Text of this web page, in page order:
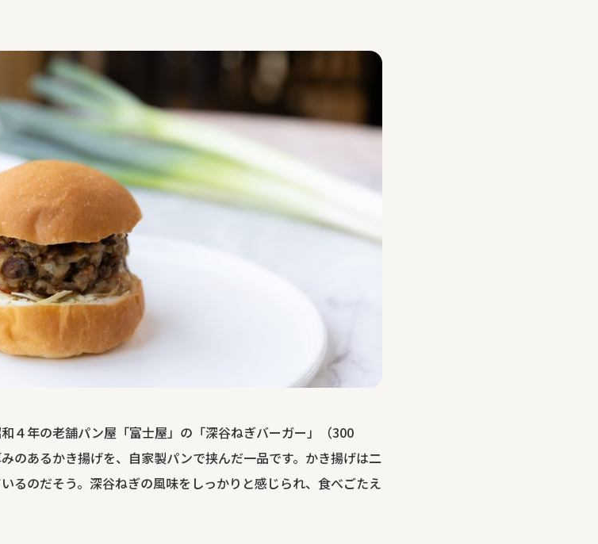
４年の老舗パン屋「富士屋」の「深谷ねぎバーガー」（300
のあるかき揚げを、自家製パンで挟んだ一品です。かき揚げは二
るのだそう。深谷ねぎの風味をしっかりと感じられ、食べごたえ